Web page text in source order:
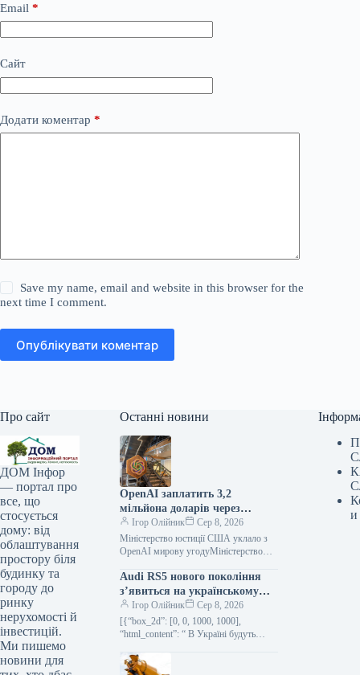
Email *
Сайт
Додати коментар *
Save my name, email and website in this browser for the
next time I comment.
Опублікувати коментар
Про сайт
ДОМ Інфор
— портал про
все, що
стосується
дому: від
облаштування
простору біля
будинку та
городу до
ринку
нерухомості й
інвестицій.
Ми пишемо
новини для
Останні новини
OpenAI заплатить 3,2
мільйона доларів через
дискримінацію під час
прийому на роботу
Ігор Олійник
Сер 8, 2026
Міністерство юстиції США уклало з
OpenAI мирову угодуМіністерство
домовленості з OpenAI та її дочірньою
компанією на…
Audi RS5 нового покоління
з’явиться на українському
ринку (фото)
Ігор Олійник
Сер 8, 2026
[{“box_2d”: [0, 0, 1000, 1000],
“html_content”: “ В Україні будуть
RS5На український ринок вийде
и